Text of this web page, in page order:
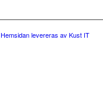
Hemsidan levereras av Kust IT